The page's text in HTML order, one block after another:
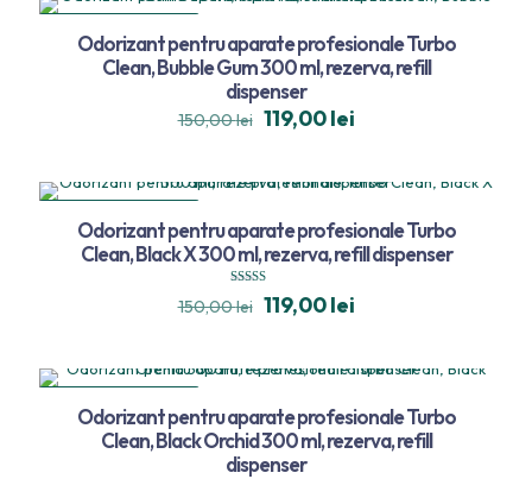
TRANSPORT GRATUIT
Odorizant pentru aparate profesionale Turbo
Clean, Bubble Gum 300 ml, rezerva, refill
dispenser
150,00lei 119,00lei
TRANSPORT GRATUIT
Odorizant pentru aparate profesionale Turbo
Clean, Black X 300 ml, rezerva, refill dispenser
Evaluat la
150,00lei 119,00lei
TRANSPORT GRATUIT
Odorizant pentru aparate profesionale Turbo
Clean, Black Orchid 300 ml, rezerva, refill
dispenser